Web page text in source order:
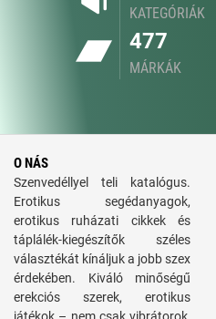
KATEGÓRIÁK
477
MÁRKÁK
O NÁS
Szenvedéllyel teli katalógus.
Erotikus segédanyagok,
erotikus ruházati cikkek és
táplálék-kiegészítők széles
választékát kínáljuk a jobb szex
érdekében. Kiváló minőségű
erekciós szerek, erotikus